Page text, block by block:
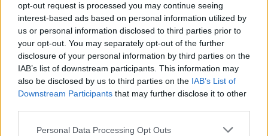
opt-out request is processed you may continue seeing
interest-based ads based on personal information utilized by
us or personal information disclosed to third parties prior to
your opt-out. You may separately opt-out of the further
disclosure of your personal information by third parties on the
IAB’s list of downstream participants. This information may
also be disclosed by us to third parties on the IAB’s List of
Downstream Participants that may further disclose it to other
Please note that this website/app uses one or more Google
Personal Data Processing Opt Outs
Η κυβέρνηση κρατά σε «εφεδρεία» τη
γενικευμένη χρήση μάσκας, ακόμη και σε
εξωτερικούς χώρους